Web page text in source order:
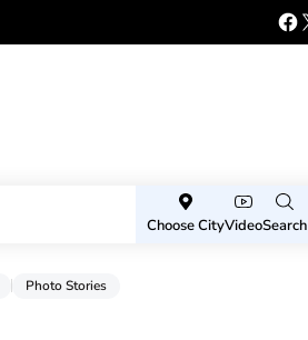
Choose CityVideoSearch
Photo Stories